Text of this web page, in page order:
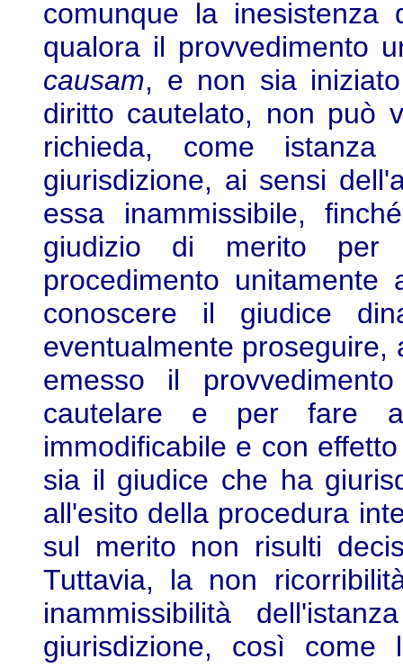
comunque la inesistenza
qualora il provvedimento
causam, e non sia
diritto cautelato, non può
richieda, come
giurisdizione, ai sensi
essa inammissibile,
giudizio di merito
procedimento
conoscere il giudice
eventualmente proseguire,
emesso il
cautelare e per fare
immodificabile e con
sia il giudice che ha
all'esito della procedura
sul merito non risulti
Tuttavia, la non
inammissibilità
giurisdizione, così come